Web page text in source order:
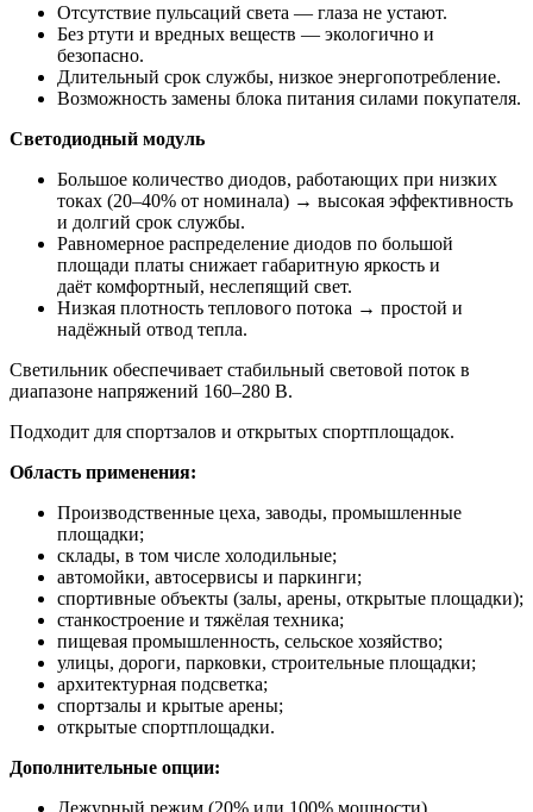
Отсутствие пульсаций света — глаза не устают.
Без ртути и вредных веществ — экологично и
безопасно.
Длительный срок службы, низкое энергопотребление.
Возможность замены блока питания силами покупателя.
Светодиодный модуль
Большое количество диодов, работающих при низких
токах (20–40% от номинала) → высокая эффективность
и долгий срок службы.
Равномерное распределение диодов по большой
площади платы снижает габаритную яркость и
даёт комфортный, неслепящий свет.
Низкая плотность теплового потока → простой и
надёжный отвод тепла.
Светильник обеспечивает стабильный световой поток в
диапазоне напряжений 160–280 В.
Подходит для спортзалов и открытых спортплощадок.
Область применения:
Производственные цеха, заводы, промышленные
площадки;
склады, в том числе холодильные;
автомойки, автосервисы и паркинги;
спортивные объекты (залы, арены, открытые площадки);
станкостроение и тяжёлая техника;
пищевая промышленность, сельское хозяйство;
улицы, дороги, парковки, строительные площадки;
архитектурная подсветка;
спортзалы и крытые арены;
открытые спортплощадки.
Дополнительные опции:
Дежурный режим (20% или 100% мощности).